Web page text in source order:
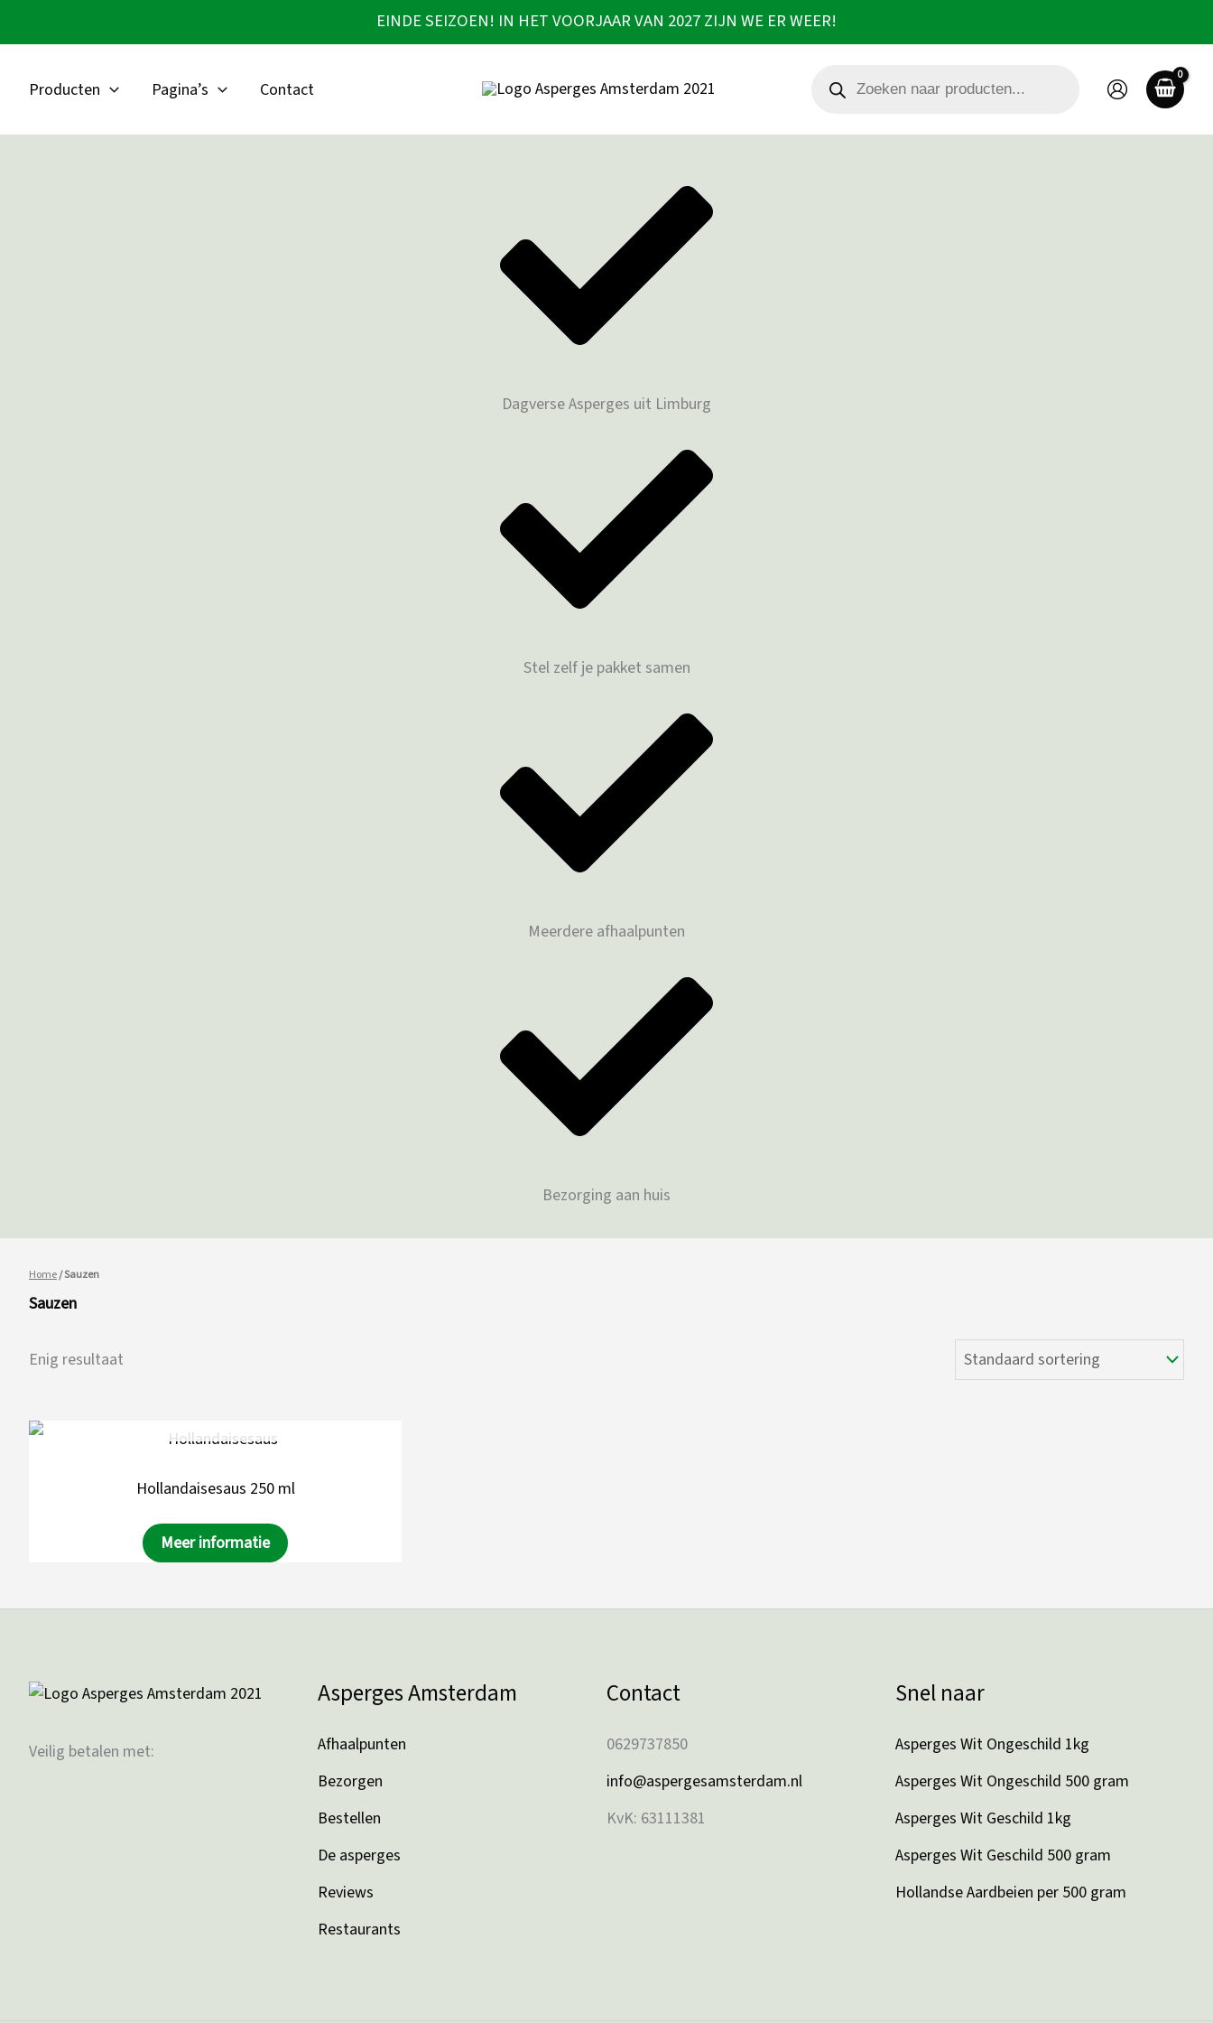
inhoud
EINDE SEIZOEN! IN HET VOORJAAR VAN 2027 ZIJN WE ER WEER!
Producten Pagina’s Contact zoeken
Dagverse Asperges uit Limburg
Stel zelf je pakket samen
Meerdere afhaalpunten
Bezorging aan huis
Home/ Sauzen
Sauzen
Enig resultaat
Hollandaisesaus 250 ml
Meer informatie
Veilig betalen met:
Asperges Amsterdam
Afhaalpunten
Bezorgen
Bestellen
De asperges
Reviews
Restaurants
Contact
0629737850
info@aspergesamsterdam.nl
KvK: 63111381
Snel naar
Asperges Wit Ongeschild 1kg
Asperges Wit Ongeschild 500 gram
Asperges Wit Geschild 1kg
Asperges Wit Geschild 500 gram
Hollandse Aardbeien per 500 gram